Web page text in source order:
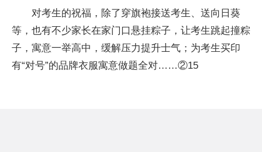
对考生的祝福，除了穿旗袍接送考生、送向日葵
等，也有不少家长在家门口悬挂粽子，让考生跳起撞粽
子，寓意一举高中，缓解压力提升士气；为考生买印
有“对号”的品牌衣服寓意做题全对……②15